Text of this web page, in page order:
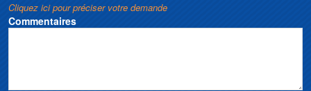
Cliquez ici pour préciser votre demande
Commentaires